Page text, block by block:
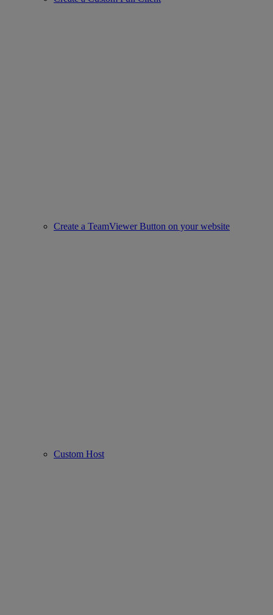
Create a TeamViewer Button on your website
Custom Host